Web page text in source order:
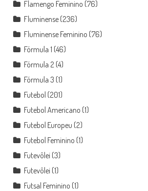
Flamengo Feminino (76)
Fluminense(236)
Fluminense Feminino (76)
Fórmula 1 (46)
Fórmula 2(4)
Fórmula 3 (1)
Futebol (201)
Futebol Americano (1)
Futebol Europeu (2)
Futebol Feminino (1)
Futevôlei (3)
Futevôlei (1)
Futsal Feminino (1)